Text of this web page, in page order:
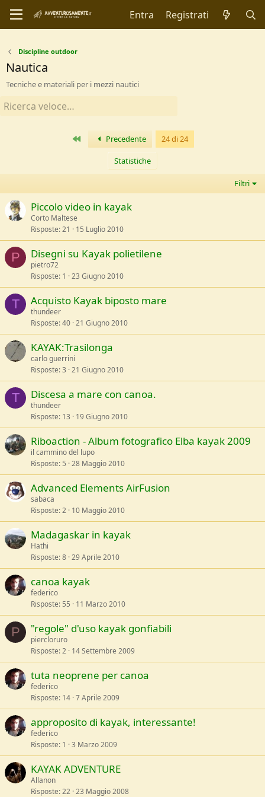
Entra Registrati
Discipline outdoor
Nautica
Tecniche e materiali per i mezzi nautici
Primo Precedente 24 di 24
Statistiche
Filtri
Piccolo video in kayak
Corto Maltese
Risposte 21 15 Luglio 2010
P Disegni su Kayak polietilene
pietro72
Risposte 1 23 Giugno 2010
T Acquisto Kayak biposto mare
thundeer
Risposte 40 21 Giugno 2010
KAYAK:Trasilonga
carlo guerrini
Risposte 3 21 Giugno 2010
T Discesa a mare con canoa.
thundeer
Risposte 13 19 Giugno 2010
Riboaction - Album fotografico Elba kayak 2009
il cammino del lupo
Risposte 5 28 Maggio 2010
Advanced Elements AirFusion
sabaca
Risposte 2 10 Maggio 2010
Madagaskar in kayak
Hathi
Risposte 8 29 Aprile 2010
canoa kayak
federico
Risposte 55 11 Marzo 2010
P "regole" d'uso kayak gonfiabili
piercloruro
Risposte 2 14 Settembre 2009
tuta neoprene per canoa
federico
Risposte 14 7 Aprile 2009
approposito di kayak, interessante!
federico
Risposte 1 3 Marzo 2009
KAYAK ADVENTURE
Allanon
Risposte 22 23 Maggio 2008